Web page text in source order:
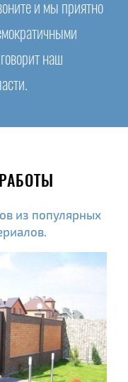
и мы приятно
наш
из популярных